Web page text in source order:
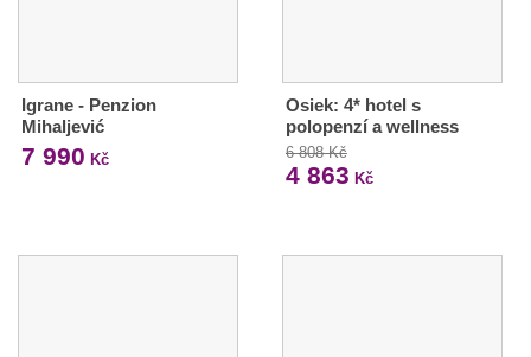
Igrane - Penzion
Mihaljević
7 990 Kč
Osiek: 4* hotel s
polopenzí a wellness
6 808 Kč
4 863 Kč